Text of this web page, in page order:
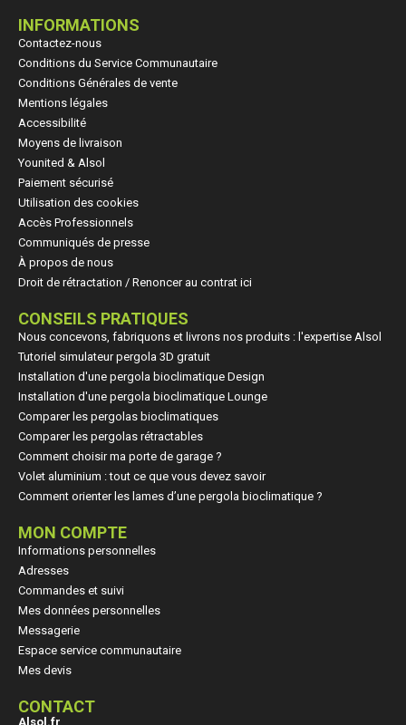
INFORMATIONS
Contactez-nous
Conditions du Service Communautaire
Conditions Générales de vente
Mentions légales
Accessibilité
Moyens de livraison
Younited & Alsol
Paiement sécurisé
Utilisation des cookies
Accès Professionnels
Communiqués de presse
À propos de nous
Droit de rétractation / Renoncer au contrat ici
CONSEILS PRATIQUES
Nous concevons, fabriquons et livrons nos produits : l'expertise Alsol
Tutoriel simulateur pergola 3D gratuit
Installation d'une pergola bioclimatique Design
Installation d'une pergola bioclimatique Lounge
Comparer les pergolas bioclimatiques
Comparer les pergolas rétractables
Comment choisir ma porte de garage ?
Volet aluminium : tout ce que vous devez savoir
Comment orienter les lames d’une pergola bioclimatique ?
MON COMPTE
Informations personnelles
Adresses
Commandes et suivi
Mes données personnelles
Messagerie
Espace service communautaire
Mes devis
CONTACT
Alsol.fr